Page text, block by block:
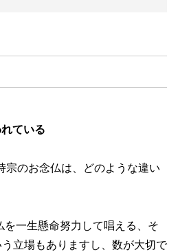
ている
のお念仏は、どのような違い
一生懸命努力して唱える、そ
立場もありますし、数が大切で